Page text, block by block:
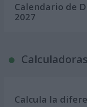
Calendario de
2027
Calculadoras
Calcula la